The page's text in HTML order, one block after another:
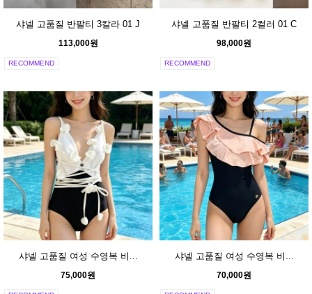
샤넬 고품질 반팔티 3칼라 01 J
113,000원
RECOMMEND
샤넬 고품질 반팔티 2컬러 01 C
98,000원
RECOMMEND
샤넬 고품질 여성 수영복 비...
75,000원
샤넬 고품질 여성 수영복 비...
70,000원